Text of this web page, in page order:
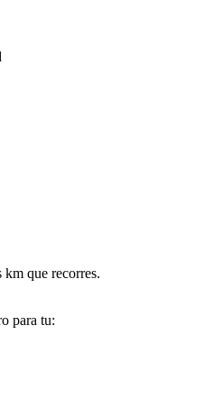
km que recorres.
para tu: